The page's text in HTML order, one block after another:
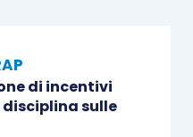
di incentivi
sulle